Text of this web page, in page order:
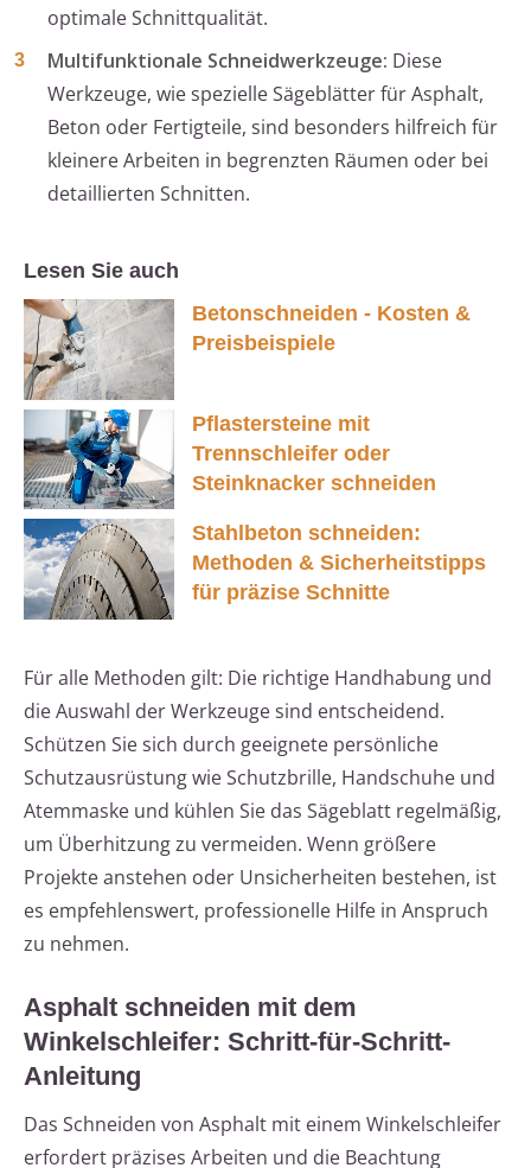
optimale Schnittqualität.
Multifunktionale Schneidwerkzeuge: Diese
Werkzeuge, wie spezielle Sägeblätter für Asphalt,
Beton oder Fertigteile, sind besonders hilfreich für
kleinere Arbeiten in begrenzten Räumen oder bei
detaillierten Schnitten.
Lesen Sie auch
Betonschneiden - Kosten &
Preisbeispiele
Pflastersteine mit
Trennschleifer oder
Steinknacker schneiden
Stahlbeton schneiden:
Methoden & Sicherheitstipps
für präzise Schnitte
Für alle Methoden gilt: Die richtige Handhabung und
die Auswahl der Werkzeuge sind entscheidend.
Schützen Sie sich durch geeignete persönliche
Schutzausrüstung wie Schutzbrille, Handschuhe und
Atemmaske und kühlen Sie das Sägeblatt regelmäßig,
um Überhitzung zu vermeiden. Wenn größere
Projekte anstehen oder Unsicherheiten bestehen, ist
es empfehlenswert, professionelle Hilfe in Anspruch
zu nehmen.
Asphalt schneiden mit dem
Winkelschleifer: Schritt-für-Schritt-
Anleitung
Das Schneiden von Asphalt mit einem Winkelschleifer
erfordert präzises Arbeiten und die Beachtung